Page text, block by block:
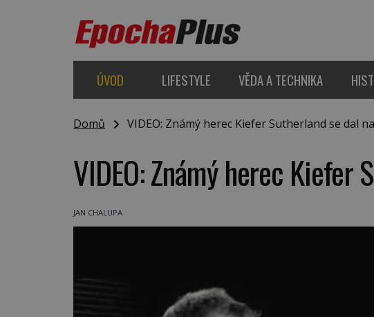
ÚVOD LIFESTYLE VĚDA A TECHNIKA
Domů VIDEO: Známý herec Kiefer Sutherland se dal
VIDEO: Známý herec Kiefer
JAN CHALUPA